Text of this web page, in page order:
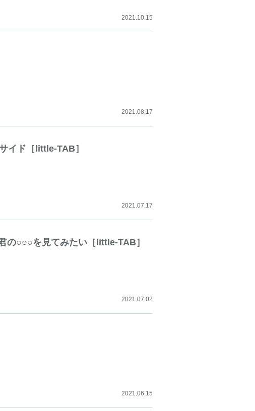
2021.10.15
2021.08.17
イド［little-TAB］
2021.07.17
の○○○を見てみたい［little-TAB］
2021.07.02
2021.06.15